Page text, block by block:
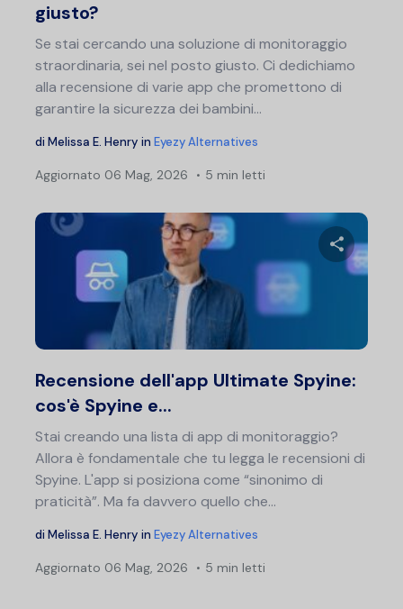
giusto?
Se stai cercando una soluzione di monitoraggio
straordinaria, sei nel posto giusto. Ci dedichiamo
alla recensione di varie app che promettono di
garantire la sicurezza dei bambini...
di Melissa E. Henry in Eyezy Alternatives
Aggiornato 06 Mag, 2026 5 min letti
Recensione dell'app Ultimate Spyine:
cos'è Spyine e...
Stai creando una lista di app di monitoraggio?
Allora è fondamentale che tu legga le recensioni di
Spyine. L'app si posiziona come “sinonimo di
praticità”. Ma fa davvero quello che...
di Melissa E. Henry in Eyezy Alternatives
Aggiornato 06 Mag, 2026 5 min letti